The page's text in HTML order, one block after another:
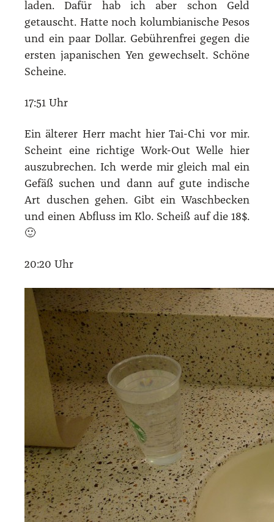
la­den. Dafür hab ich aber schon Geld
getauscht. Hat­te noch kolum­bia­ni­sche Pesos
und ein paar Dol­lar. Gebüh­ren­frei gegen die
ers­ten japa­ni­schen Yen gewech­selt. Schö­ne
Schei­ne.
17:51 Uhr
Ein älte­rer Herr macht hier Tai-Chi vor mir.
Scheint eine rich­ti­ge Work-Out Wel­le hier
aus­zu­bre­chen. Ich wer­de mir gleich mal ein
Gefäß suchen und dann auf gute indi­sche
Art duschen gehen. Gibt ein Wasch­be­cken
und einen Abfluss im Klo. Scheiß auf die 18$.
🙂
20:20 Uhr